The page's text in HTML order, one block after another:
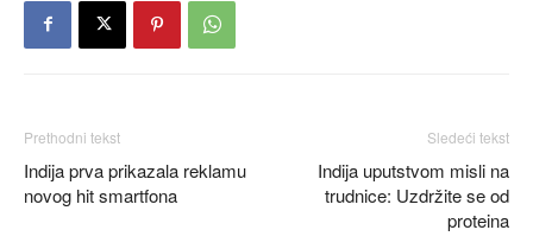
Prethodni tekst
Indija prva prikazala reklamu
novog hit smartfona
Sledeći tekst
Indija uputstvom misli na
trudnice: Uzdržite se od
proteina